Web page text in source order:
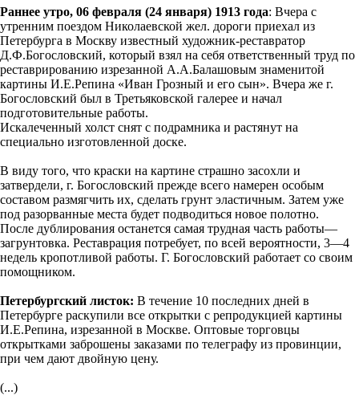
Раннее утро, 06 февраля (24 января) 1913 года: Вчера с
утренним поездом Николаевской жел. дороги приехал из
Петербурга в Москву известный художник-реставратор
Д.Ф.Богословский, который взял на себя ответственный труд по
реставрированию изрезанной А.А.Балашовым знаменитой
картины И.Е.Репина «Иван Грозный и его сын». Вчера же г.
Богословский был в Третьяковской галерее и начал
подготовительные работы.
Искалеченный холст снят с подрамника и растянут на
специально изготовленной доске.
В виду того, что краски на картине страшно засохли и
затвердели, г. Богословский прежде всего намерен особым
составом размягчить их, сделать грунт эластичным. Затем уже
под разорванные места будет подводиться новое полотно.
После дублирования останется самая трудная часть работы—
загрунтовка. Реставрация потребует, по всей вероятности, 3—4
недель кропотливой работы. Г. Богословский работает со своим
помощником.
Петербургский листок: В течение 10 последних дней в
Петербурге раскупили все открытки с репродукцией картины
И.Е.Репина, изрезанной в Москве. Оптовые торговцы
открытками заброшены заказами по телеграфу из провинции,
при чем дают двойную цену.
(...)